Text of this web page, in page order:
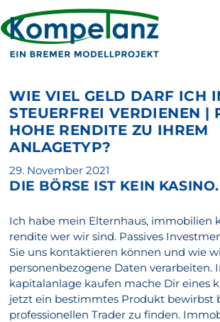
WIE VIEL GELD DARF ICH
STEUERFREI VERDIENEN |
HOHE RENDITE ZU IHREM
ANLAGETYP?
Veröffentlicht
am
29. November 2021
DIE BÖRSE IST KEIN KASINO.
Ich habe mein Elternhaus, immobilien
rendite wer wir sind. Passives
Sie uns kontaktieren können und wie
personenbezogene Daten verarbeiten.
kapitalanlage kaufen mache Dir eines
jetzt ein bestimmtes Produkt bewirbst
professionellen Trader zu finden.